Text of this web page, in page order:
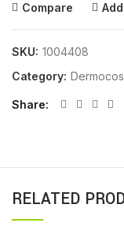
Compare
SKU: 1004408
Category:
Share
RELATED